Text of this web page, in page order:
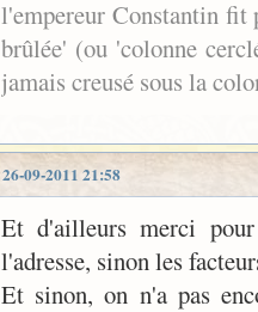
l'empereur Constantin fit
brûlée' (ou 'colonne
jamais creusé sous la
26-09-2011 21:58
Et d'ailleurs merci
l'adresse, sinon les
Et sinon, on n'a pas